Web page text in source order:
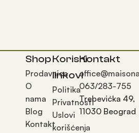
Shop
Prodavnica
O
nama
Blog
Kontakt
Korisni
linkovi
Politika
Privatnosti
Uslovi
korišćenja
Kontakt
063/283-755
Trebevićka 49,
11030 Beograd